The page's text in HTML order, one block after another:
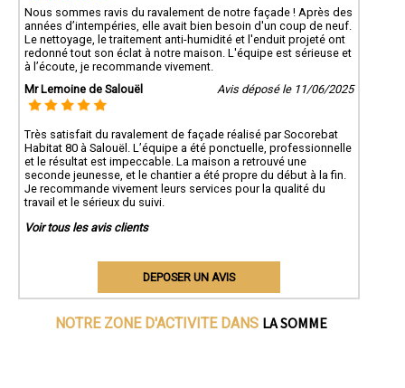
Nous sommes ravis du ravalement de notre façade ! Après des
années d’intempéries, elle avait bien besoin d'un coup de neuf.
Le nettoyage, le traitement anti-humidité et l'enduit projeté ont
redonné tout son éclat à notre maison. L'équipe est sérieuse et
à l’écoute, je recommande vivement.
Mr Lemoine de Salouël
Avis déposé le 11/06/2025
Très satisfait du ravalement de façade réalisé par Socorebat
Habitat 80 à Salouël. L’équipe a été ponctuelle, professionnelle
et le résultat est impeccable. La maison a retrouvé une
seconde jeunesse, et le chantier a été propre du début à la fin.
Je recommande vivement leurs services pour la qualité du
travail et le sérieux du suivi.
Voir tous les avis clients
DEPOSER UN AVIS
NOTRE ZONE D'ACTIVITE DANS LA SOMME